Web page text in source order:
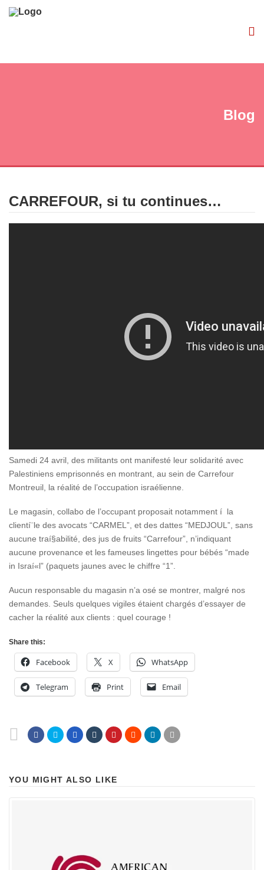
Blog
CARREFOUR, si tu continues…
Samedi 24 avril, des militants ont manifesté leur solidarité avec
Palestiniens emprisonnés en montrant, au sein de Carrefour
Montreuil, la réalité de l’occupation israélienne.
Le magasin, collabo de l’occupant proposait notamment í la
clientí¨le des avocats “CARMEL”, et des dattes “MEDJOUL”, sans
aucune traí§abilité, des jus de fruits “Carrefour”, n’indiquant
aucune provenance et les fameuses lingettes pour bébés “made
in Israí«l” (paquets jaunes avec le chiffre “1”.
Aucun responsable du magasin n’a osé se montrer, malgré nos
demandes. Seuls quelques vigiles étaient chargés d’essayer de
cacher la réalité aux clients : quel courage !
Share this:
Facebook X WhatsApp
Telegram Print Email
YOU MIGHT ALSO LIKE